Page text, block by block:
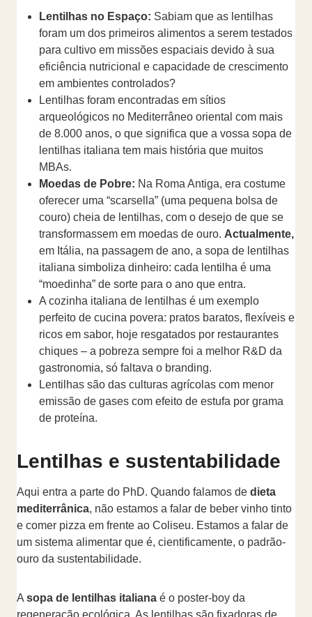
Lentilhas no Espaço: Sabiam que as lentilhas
foram um dos primeiros alimentos a serem testados
para cultivo em missões espaciais devido à sua
eficiência nutricional e capacidade de crescimento
em ambientes controlados?
Lentilhas foram encontradas em sítios
arqueológicos no Mediterrâneo oriental com mais
de 8.000 anos, o que significa que a vossa sopa de
lentilhas italiana tem mais história que muitos
MBAs.
Moedas de Pobre: Na Roma Antiga, era costume
oferecer uma “scarsella” (uma pequena bolsa de
couro) cheia de lentilhas, com o desejo de que se
transformassem em moedas de ouro. Actualmente,
em Itália, na passagem de ano, a sopa de lentilhas
italiana simboliza dinheiro: cada lentilha é uma
“moedinha” de sorte para o ano que entra.
A cozinha italiana de lentilhas é um exemplo
perfeito de cucina povera: pratos baratos, flexíveis e
ricos em sabor, hoje resgatados por restaurantes
chiques – a pobreza sempre foi a melhor R&D da
gastronomia, só faltava o branding.
Lentilhas são das culturas agrícolas com menor
emissão de gases com efeito de estufa por grama
de proteína.
Lentilhas e sustentabilidade
Aqui entra a parte do PhD. Quando falamos de dieta
mediterrânica, não estamos a falar de beber vinho tinto
e comer pizza em frente ao Coliseu. Estamos a falar de
um sistema alimentar que é, cientificamente, o padrão-
ouro da sustentabilidade.
A sopa de lentilhas italiana é o poster-boy da
regeneração ecológica. As lentilhas são fixadoras de